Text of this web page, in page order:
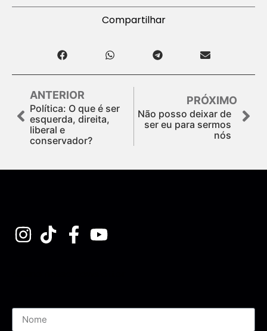
Compartilhar
ANTERIOR
Política: O que é ser
esquerda, direita,
liberal e
conservador?
PRÓXIMO
Não posso deixar de
ser eu para sermos
nós